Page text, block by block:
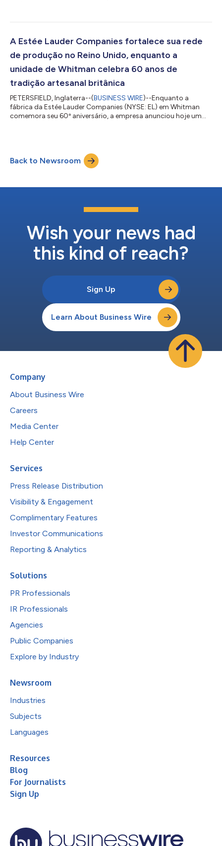
visuais que as pessoas expressaram nos seus quadros do
Jo Malone London. Aproveitando o sucesso do AI Scent
Advisor da Jo Malone London, introduzido em 2025,...
A Estée Lauder Companies fortalece sua rede
de produção no Reino Unido, enquanto a
unidade de Whitman celebra 60 anos de
tradição artesanal britânica
PETERSFIELD, Inglaterra--(BUSINESS WIRE)--Enquanto a
fábrica da Estée Lauder Companies (NYSE: EL) em Whitman
comemora seu 60º aniversário, a empresa anunciou hoje um
crescimento no segmento de fragrâncias de prestígio.
Fundada em 1966, a Whitman é uma parte estratégica da rede
global de produção da The Estée Lauder Companies...
Back to Newsroom
Wish your news had
this kind of reach?
Sign Up
Learn About Business Wire
Company
About Business Wire
Careers
Media Center
Help Center
Services
Press Release Distribution
Visibility & Engagement
Complimentary Features
Investor Communications
Reporting & Analytics
Solutions
PR Professionals
IR Professionals
Agencies
Public Companies
Explore by Industry
Newsroom
Industries
Subjects
Languages
Resources
Blog
For Journalists
Sign Up